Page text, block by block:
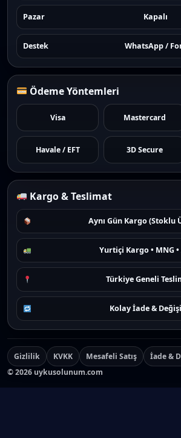
Pazar Kapalı
Destek WhatsApp /
Ödeme Yöntemleri
Visa Mastercard
Havale / EFT 3D Secure
Kargo & Teslimat
Aynı Gün Kargo (Stoklu
Yurtiçi Kargo • MNG
Türkiye Geneli
Kolay İade &
Gizlilik KVKK Mesafeli Satış İade &
©2026 uykusolunum.com